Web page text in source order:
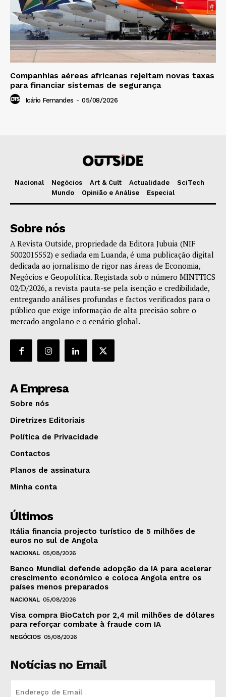
Companhias aéreas africanas rejeitam novas taxas
para financiar sistemas de segurança
Icário Fernandes - 05/08/2026
Nacional Negócios Art & Cult Actualidade
SciTech
Mundo
Opinião e Análise Especial
Sobre nós
A Revista Outside, propriedade da Editora Jubuia (NIF
5002015552) e sediada em Luanda, é uma publicação digital
dedicada ao jornalismo de rigor nas áreas de Economia,
Negócios e Geopolítica. Registada sob o número MINTTICS
02/D/2026, a revista pauta-se pela isenção e credibilidade,
entregando análises profundas e factos verificados para o
público que exige informação de alta precisão sobre o
mercado angolano e o cenário global.
A Empresa
Sobre nós
Diretrizes Editoriais
Política de Privacidade
Contactos
Planos de assinatura
Minha conta
Últimos
Itália financia projecto turístico de 5 milhões de
euros no sul de Angola
NACIONAL 05/08/2026
Banco Mundial defende adopção da IA para acelerar
crescimento económico e coloca Angola entre os
países menos preparados
NACIONAL 05/08/2026
Visa compra BioCatch por 2,4 mil milhões de dólares
para reforçar combate à fraude com IA
NEGÓCIOS 05/08/2026
Notícias no Email